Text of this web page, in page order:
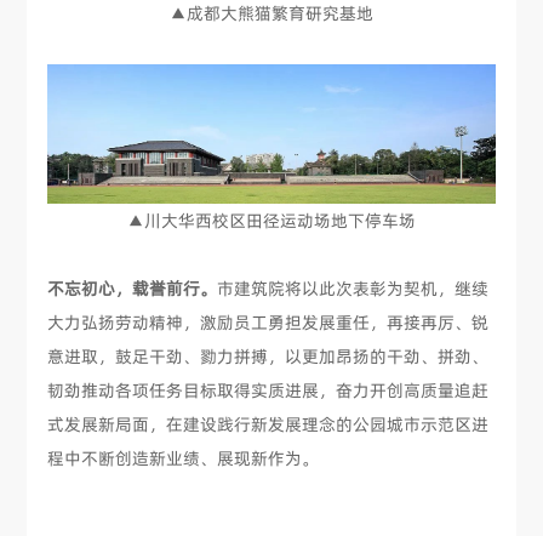
▲成都大熊猫繁育研究基地
▲川大华西校区田径运动场地下停车场
不忘初心，载誉前行。 市建筑院将以此次表彰为契机，继续
大力弘扬劳动精神，激励员工勇担发展重任，再接再厉、锐
意进取，鼓足干劲、勠力拼搏，以更加昂扬的干劲、拼劲、
韧劲推动各项任务目标取得实质进展，奋力开创高质量追赶
式发展新局面，在建设践行新发展理念的公园城市示范区进
程中不断创造新业绩、展现新作为。